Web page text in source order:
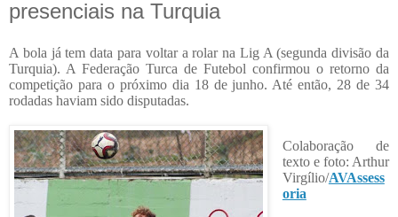
presenciais na Turquia
A bola já tem data para voltar a rolar na Lig A (segunda divisão da
Turquia). A Federação Turca de Futebol confirmou o retorno da
competição para o próximo dia 18 de junho. Até então, 28 de 34
rodadas haviam sido disputadas.
Colaboração de
texto e foto: Arthur
Virgílio/AVAssess
oria